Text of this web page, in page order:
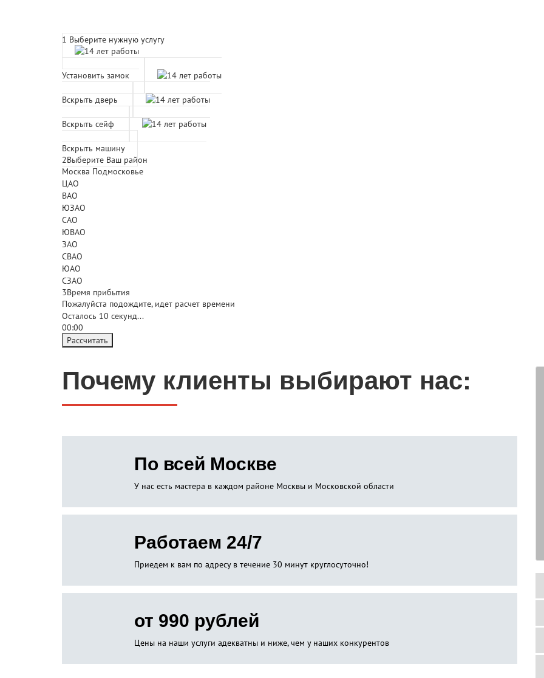
1 Выберите нужную услугу
Установить замок
Вскрыть дверь
Вскрыть сейф
Вскрыть машину
2Выберите Ваш район
Москва Подмосковье
ЦАО
ВАО
ЮЗАО
САО
ЮВАО
ЗАО
СВАО
ЮАО
СЗАО
3Время прибытия
Пожалуйста подождите, идет расчет времени
Осталось 10 секунд...
00:00
Рассчитать
Почему клиенты выбирают нас:
По всей Москве
У нас есть мастера в каждом районе Москвы и Московской области
Работаем 24/7
Приедем к вам по адресу в течение 30 минут круглосуточно!
от 990 рублей
Цены на наши услуги адекватны и ниже, чем у наших конкурентов